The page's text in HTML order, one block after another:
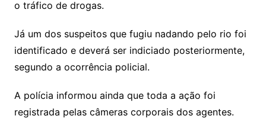
o tráfico de drogas.
Já um dos suspeitos que fugiu nadando pelo rio foi
identificado e deverá ser indiciado posteriormente,
segundo a ocorrência policial.
A polícia informou ainda que toda a ação foi
registrada pelas câmeras corporais dos agentes.